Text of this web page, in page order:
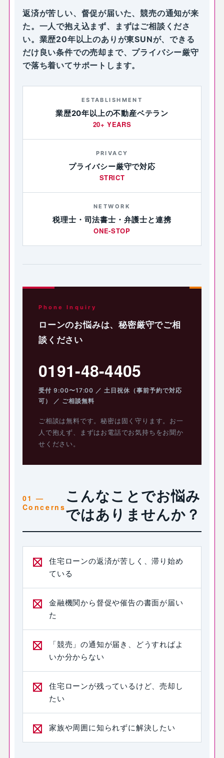
返済が苦しい、督促が届いた、競売の通知が来
た。一人で抱え込まず、まずはご相談くださ
い。業歴20年以上のありが東SUNが、できる
だけ良い条件での売却まで、プライバシー厳守
で落ち着いてサポートします。
ESTABLISHMENT
業歴20年以上の不動産ベテラン
20+ YEARS
PRIVACY
プライバシー厳守で対応
STRICT
NETWORK
税理士・司法書士・弁護士と連携
ONE-STOP
Phone Inquiry
ローンのお悩みは、秘密厳守でご相
談ください
0191-48-4405
受付 9:00〜17:00 ／ 土日祝休（事前予約で対応
可） ／ ご相談無料
ご相談は無料です。秘密は固く守ります。お一
人で抱えず、まずはお電話でお気持ちをお聞か
せください。
こんなことでお悩み
ではありませんか？
住宅ローンの返済が苦しく、滞り始め
ている
金融機関から督促や催告の書面が届い
た
「競売」の通知が届き、どうすればよ
いか分からない
住宅ローンが残っているけど、売却し
たい
家族や周囲に知られずに解決したい